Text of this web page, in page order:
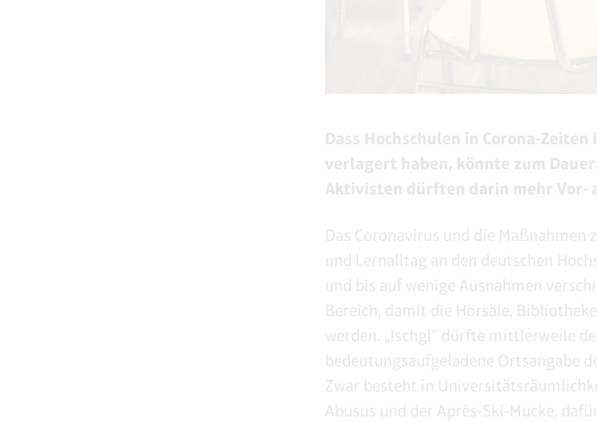
Dass Hochschulen in Corona-
verlagert haben, könnte zum
Aktivisten dürften darin mehr Vor-
Das Coronavirus und die Maßnahmen
und Lernalltag an den deutschen
und bis auf wenige Ausnahmen
Bereich, damit die Hörsäle,
werden. „Ischgl“ dürfte mittlerweile
bedeutungsaufgeladene Ortsangabe
Zwar besteht in
Abusus und der Après-Ski-Mucke,